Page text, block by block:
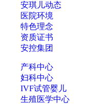
安琪儿动态
医院环境
特色理念
资质证书
安控集团
产科中心
妇科中心
IVF试管婴儿
生殖医学中心